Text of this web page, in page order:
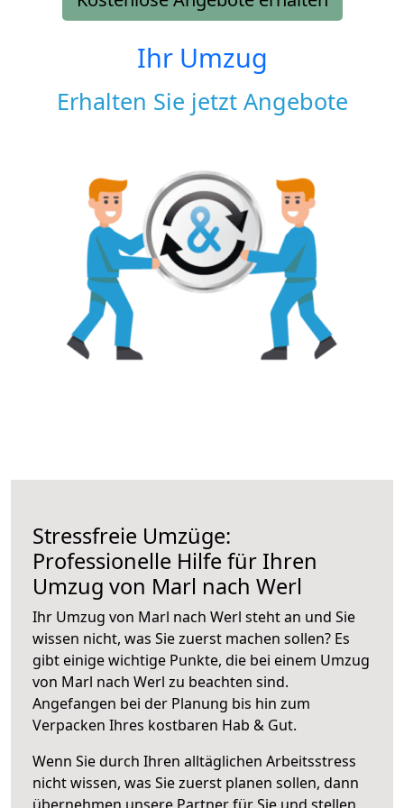
Ihr Umzug
Erhalten Sie jetzt Angebote
Stressfreie Umzüge:
Professionelle Hilfe für Ihren
Umzug von Marl nach Werl
Ihr Umzug von Marl nach Werl steht an und Sie
wissen nicht, was Sie zuerst machen sollen? Es
gibt einige wichtige Punkte, die bei einem Umzug
von Marl nach Werl zu beachten sind.
Angefangen bei der Planung bis hin zum
Verpacken Ihres kostbaren Hab & Gut.
Wenn Sie durch Ihren alltäglichen Arbeitsstress
nicht wissen, was Sie zuerst planen sollen, dann